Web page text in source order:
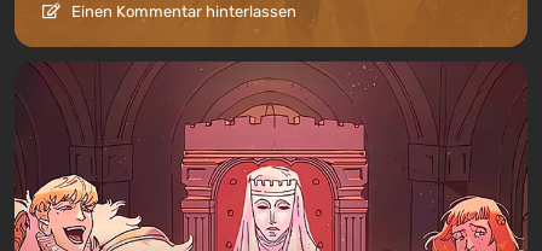
Einen Kommentar hinterlassen